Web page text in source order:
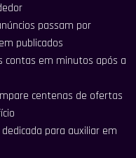
passam por
publicados
contas em minutos após a
centenas de ofertas
dedicada para auxiliar em